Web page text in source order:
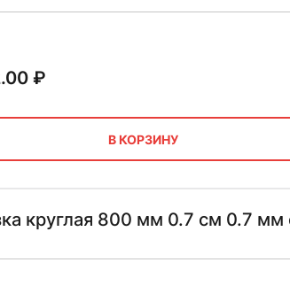
₽
В КОРЗИНУ
круглая 800 мм 0.7 см 0.7 мм